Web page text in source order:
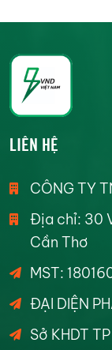
LIÊN HỆ
CÔNG TY
Địa chỉ: 30
Cần Thơ
MST:
ĐẠI DIỆN
Sở KHDT